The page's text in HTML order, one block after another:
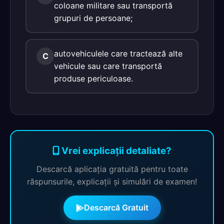
coloane militare sau transportă
grupuri de persoane;
C autovehiculele care tractează alte
vehicule sau care transportă
produse periculoase.
Vrei explicații detaliate?
Descarcă aplicația gratuită pentru toate
răspunsurile, explicații și simulări de examen!
Descarcă Gratuit